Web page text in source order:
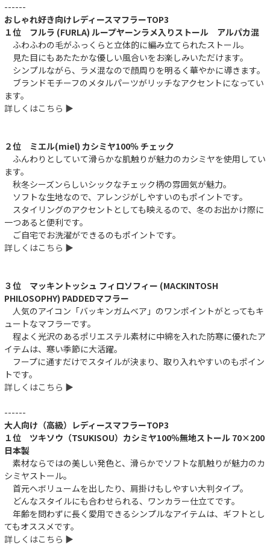
件
------
おしゃれ好き向けレディースマフラーTOP3
１位 フルラ (FURLA) ループヤーンラメ入りストール アルパカ混
ふわふわの毛がふっくらと立体的に編み立てられたストール。
見た目にもあたたかな優しい風合いをお楽しみいただけます。
シンプルながら、ラメ混なので顔周りを明るく華やかに導きます。
ブランドモチーフのメタルパーツがリッチなアクセントになってい
ます。
詳しくはこちら ▶︎
２位 ミエル(miel) カシミヤ100％ チェック
ふんわりとしていて滑らかな肌触りが魅力のカシミヤを使用してい
ます。
秋冬シーズンらしいシックなチェック柄の雰囲気が魅力。
ソフトな生地なので、アレンジがしやすいのもポイントです。
スタイリングのアクセントとしても映えるので、冬のお出かけ際に
一つあると便利です。
ご自宅でお洗濯ができるのもポイントです。
詳しくはこちら ▶︎
３位 マッキントッシュ フィロソフィー (MACKINTOSH
PHILOSOPHY) PADDEDマフラー
人気のアイコン「バッキンガムベア」のワンポイントがとってもキ
ュートなマフラーです。
程よく光沢のあるポリエステル素材に中綿を入れた防寒に優れたア
イテムは、寒い季節に大活躍。
フープに通すだけでスタイルが決まり、取り入れやすいのもポイン
トです。
詳しくはこちら ▶︎
------
大人向け（高級）レディースマフラーTOP3
１位 ツキソウ（TSUKISOU）カシミヤ100％無地ストール 70×200
日本製
素材ならではの美しい発色と、滑らかでソフトな肌触りが魅力のカ
シミヤストール。
首元へボリュームを出したり、肩掛けもしやすい大判タイプ。
どんなスタイルにも合わせられる、ワンカラー仕立てです。
年齢を問わずに長く愛用できるシンプルなアイテムは、ギフトとし
てもオススメです。
詳しくはこちら ▶︎